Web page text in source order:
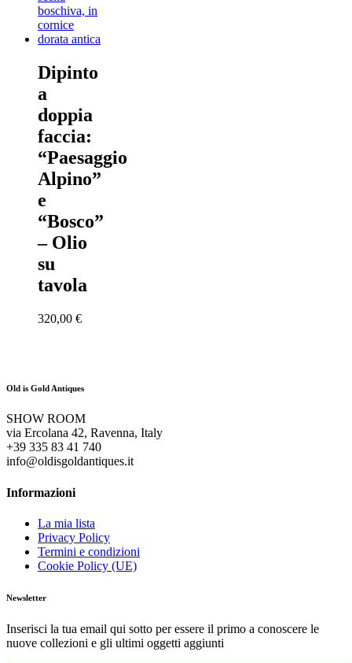
Dipinto
a
doppia
faccia:
“Paesaggio
Alpino”
e
“Bosco”
– Olio
su
tavola
320,00 €
Old is Gold Antiques
SHOW ROOM
via Ercolana 42, Ravenna, Italy
+39 335 83 41 740
info@oldisgoldantiques.it
Informazioni
La mia lista
Privacy Policy
Termini e condizioni
Cookie Policy (UE)
Newsletter
Inserisci la tua email qui sotto per essere il primo a conoscere le
nuove collezioni e gli ultimi oggetti aggiunti